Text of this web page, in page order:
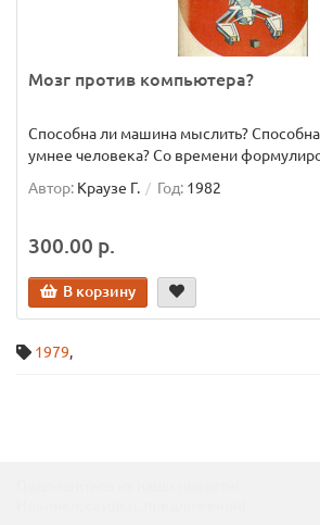
Мозг против компьютера?
Способна ли машина мыслить?
умнее человека? Со времени
Автор: Краузе Г. Год: 1982
300.00 р.
В корзину
1979,